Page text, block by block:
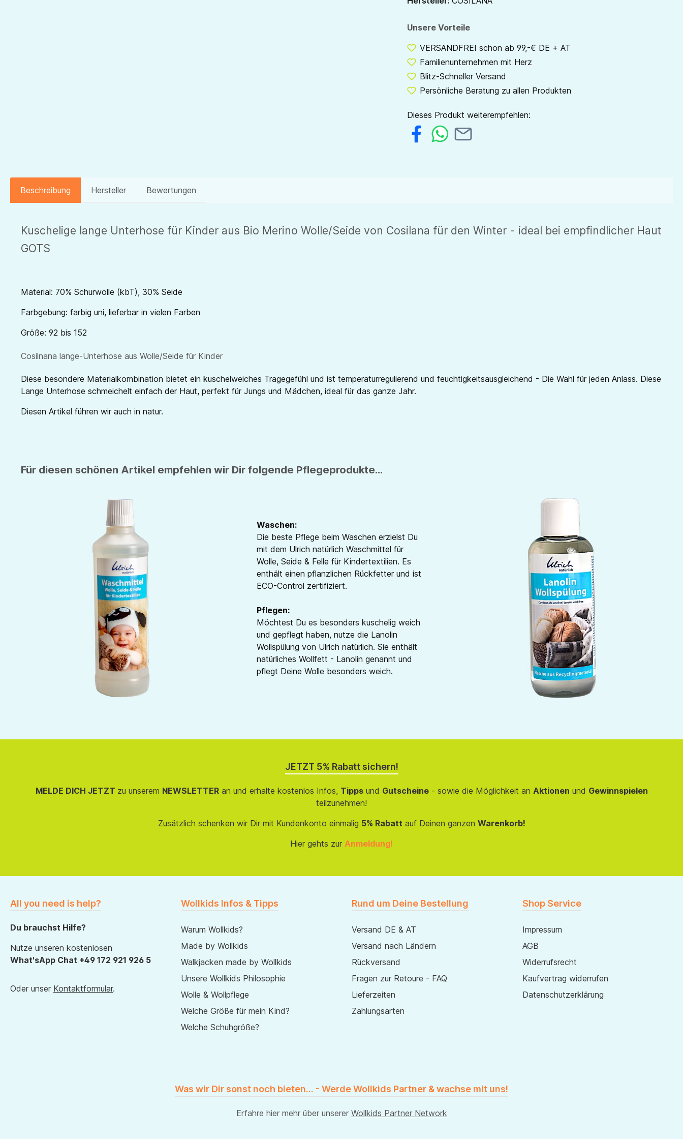
Unsere Vorteile
VERSANDFREI schon ab 99,-€ DE + AT
Familienunternehmen mit Herz
Blitz-Schneller Versand
Persönliche Beratung zu allen Produkten
Dieses Produkt weiterempfehlen:
Beschreibung Hersteller Bewertungen
Kuschelige lange Unterhose für Kinder aus Bio Merino Wolle/Seide von Cosilana für den Winter - ideal bei empfindlicher Haut
GOTS
Material: 70% Schurwolle (kbT), 30% Seide
Farbgebung: farbig uni, lieferbar in vielen Farben
Größe: 92 bis 152
Cosilnana lange-Unterhose aus Wolle/Seide für Kinder
Diese besondere Materialkombination bietet ein kuschelweiches Tragegefühl und ist temperaturregulierend und feuchtigkeitsausgleichend - Die Wahl für jeden Anlass. Diese
Lange Unterhose schmeichelt einfach der Haut, perfekt für Jungs und Mädchen, ideal für das ganze Jahr.
Diesen Artikel führen wir auch in natur.
Für diesen schönen Artikel empfehlen wir Dir folgende Pflegeprodukte...
Waschen:
Die beste Pflege beim Waschen erzielst Du
mit dem Ulrich natürlich Waschmittel für
Wolle, Seide & Felle für Kindertextilien. Es
enthält einen pflanzlichen Rückfetter und ist
ECO-Control zertifiziert.
Pflegen:
Möchtest Du es besonders kuschelig weich
und gepflegt haben, nutze die Lanolin
Wollspülung von Ulrich natürlich. Sie enthält
natürliches Wollfett - Lanolin genannt und
pflegt Deine Wolle besonders weich.
JETZT 5% Rabatt sichern!
MELDE DICH JETZT zu unserem NEWSLETTERan und erhalte kostenlos Infos, Tippsund Gutscheine- sowie die Möglichkeit an Aktionen und Gewinnspielen
teilzunehmen!
Zusätzlich schenken wir Dir mit Kundenkonto einmalig 5% Rabatt auf Deinen ganzen Warenkorb!
Hier gehts zur Anmeldung!
All you need is help?
Du brauchst Hilfe?
Nutze unseren kostenlosen
What'sApp Chat +49 172 921 926 5
Oder unser Kontaktformular.
Wollkids Infos & Tipps
Warum Wollkids?
Made by Wollkids
Walkjacken made by Wollkids
Unsere Wollkids Philosophie
Wolle & Wollpflege
Welche Größe für mein Kind?
Welche Schuhgröße?
Rund um Deine Bestellung
Versand DE & AT
Versand nach Ländern
Rückversand
Fragen zur Retoure - FAQ
Lieferzeiten
Zahlungsarten
Shop Service
Impressum
AGB
Widerrufsrecht
Kaufvertrag widerrufen
Datenschutzerklärung
Was wir Dir sonst noch bieten... - Werde Wollkids Partner & wachse mit uns!
Erfahre hier mehr über unserer Wollkids Partner Network